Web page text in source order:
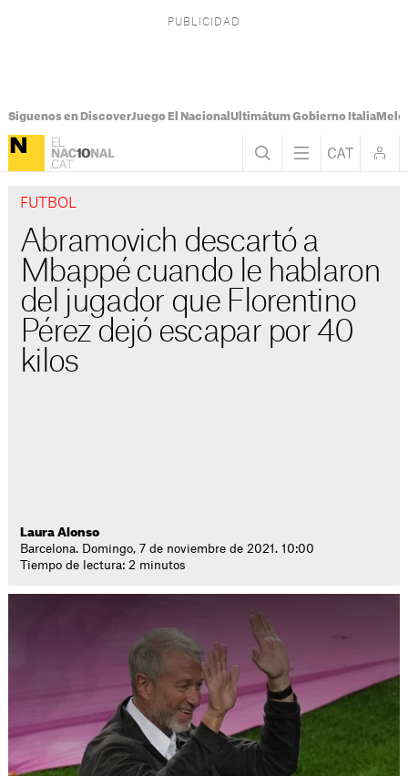
Síguenos en DiscoverJuego El Nacional Ultimátum Gobierno Italia
FUTBOL
Abramovich descartó a
Mbappé cuando le hablaron
del jugador que Florentino
Pérez dejó escapar por 40
kilos
Laura Alonso
Barcelona. Domingo, 7 de noviembre de 2021. 10:00
Tiempo de lectura: 2 minutos